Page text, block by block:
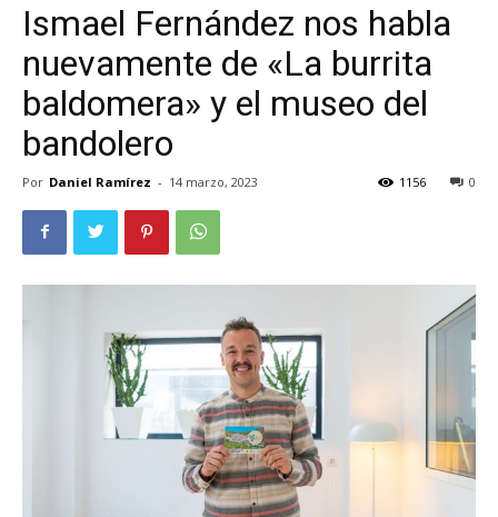
Ismael Fernández nos habla
nuevamente de «La burrita
baldomera» y el museo del
bandolero
Por Daniel Ramírez - 14 marzo, 2023 0
1156